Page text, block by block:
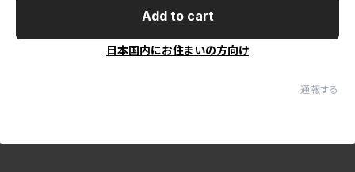
Add to cart
日本国内にお住まいの方向け
通報する